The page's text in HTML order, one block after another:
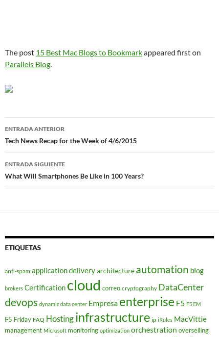
The post 15 Best Mac Blogs to Bookmarkappeared first on
Parallels Blog.
Navegador
de
entradas
ENTRADA ANTERIOR
Tech News Recap for the Week of 4/6/2015
ENTRADA SIGUIENTE
What Will Smartphones Be Like in 100 Years?
ETIQUETAS
anti-spam application deliveryarchitecture automation blog
brokers Certification cloud correo cryptography DataCenter
devops dynamic data center Empresa enterprise F5 F5 EM
F5 Friday FAQ Hostinginfrastructure ip iRules MacVittie
management Microsoft monitoring optimization orchestration overselling